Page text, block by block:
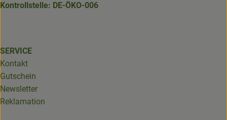
Kontrollstelle: DE-ÖKO-006
SERVICE
Kontakt
Gutschein
Newsletter
Reklamation